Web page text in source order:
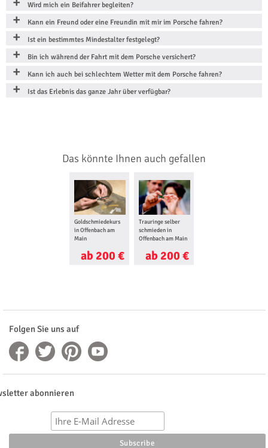
Wird mich ein Beifahrer begleiten?
Kann ein Freund oder eine Freundin mit mir im Porsche fahren?
Ist ein bestimmtes Mindestalter festgelegt?
Bin ich während der Fahrt mit dem Porsche versichert?
Kann ich auch bei schlechtem Wetter mit dem Porsche fahren?
Ist das Erlebnis das ganze Jahr über verfügbar?
Das könnte Ihnen auch gefallen
Goldschmiedekurs
in Offenbach am
Main
ab 200 €
Trauringe selber
schmieden in
Offenbach am Main
ab 200 €
Folgen Sie uns auf
abonnieren